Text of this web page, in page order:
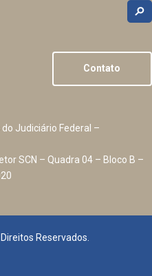
Contato
Judiciário Federal –
SCN – Quadra 04 – Bloco B –
Reservados.